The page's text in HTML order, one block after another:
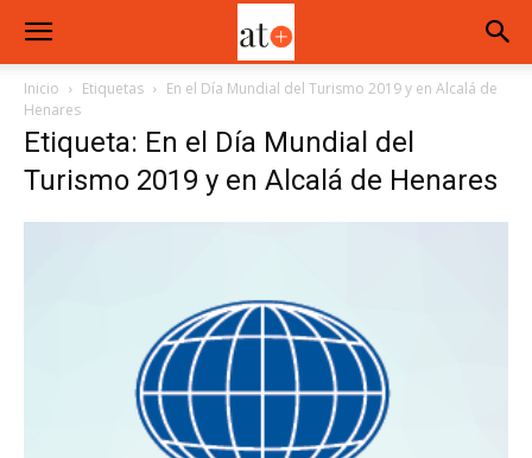
Inicio Etiquetas
En el Día Mundial del Turismo 2019 y en Alcalá de
Henares
Etiqueta: En el Día Mundial del
Turismo 2019 y en Alcalá de Henares